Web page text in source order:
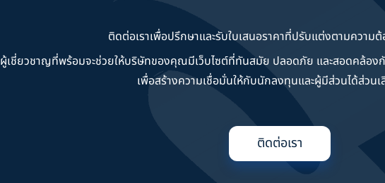
ติดต่อเราเพื่อปรึกษาและรับใบเสนอราคาที่ปรับแต่งตามความ
ผู้เชี่ยวชาญที่พร้อมจะช่วยให้บริษัทของคุณมีเว็บไซต์ที่ทันสมัย ปลอดภัย และสอดคล้อ
เพื่อสร้างความเชื่อมั่นให้กับนักลงทุนและผู้มีส่วนได้ส่วน
ติดต่อเรา